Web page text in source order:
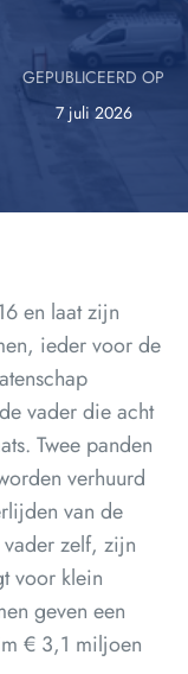
GEPUBLICEERD OP
7 juli 2026
en laat zijn
ieder voor de
vader die acht
Twee panden
verhuurd
van de
zelf, zijn
voor klein
geven een
€ 3,1 miljoen